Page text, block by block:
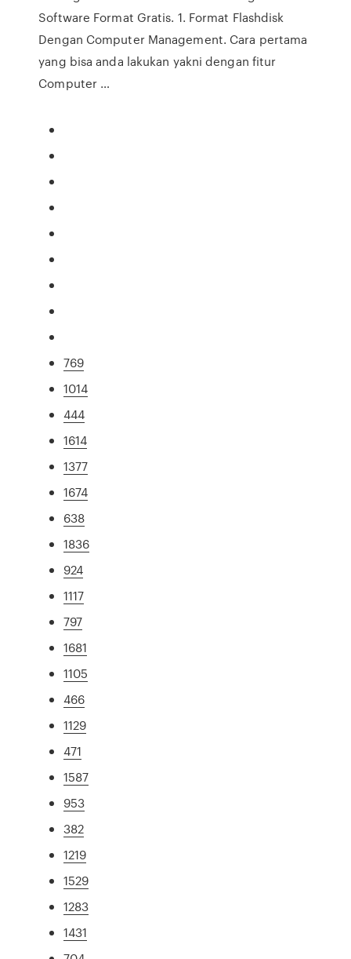
Software Format Gratis. 1. Format Flashdisk
Dengan Computer Management. Cara pertama
yang bisa anda lakukan yakni dengan fitur
Computer …
769
1014
444
1614
1377
1674
638
1836
924
1117
797
1681
1105
466
1129
471
1587
953
382
1219
1529
1283
1431